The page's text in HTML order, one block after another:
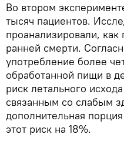
Во втором
тысяч пациентов.
проанализировали, как
ранней смерти.
употребление более
обработанной пищи в
риск летального
связанным со слабым
дополнительная
этот риск на 18%.